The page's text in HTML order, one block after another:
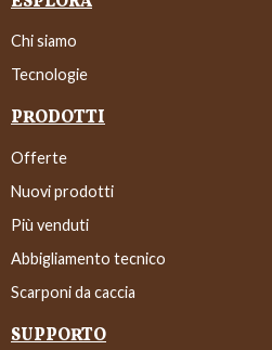
Chi siamo
Tecnologie
PRODOTTI
Offerte
Nuovi prodotti
Più venduti
Abbigliamento tecnico
Scarponi da caccia
SUPPORTO